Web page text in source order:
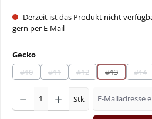
Derzeit ist das Produkt nicht
gern per E-Mail
Geckoauswählen
#10(Diese Option ist zurzeit nicht verfügbar.)
#11(Diese Option ist zurzeit nicht
#12(Diese Option ist
#13(Diese #14
Stk